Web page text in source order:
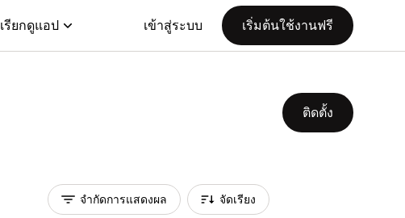
เรียกดูแอป เข้าสู่ระบบ เริ่มต้นใช้งานฟรี
ติดตั้ง
จำกัดการแสดงผล จัดเรียง